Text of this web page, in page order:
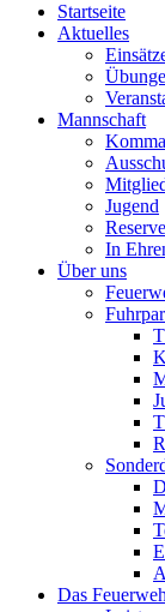
Startseite
Aktuelles
Mannschaft
Jugend
Reserve
In
Über uns
Das